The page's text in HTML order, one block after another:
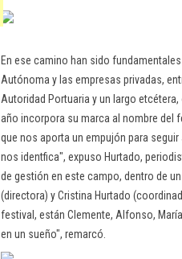
En ese camino han sido
Autónoma y las empresas privadas,
Autoridad Portuaria y un largo
año incorpora su marca al nombre del
que nos aporta un empujón para
nos identfica", expuso Hurtado,
de gestión en este campo, dentro de
(directora) y Cristina Hurtado
festival, están Clemente, Alfonso,
en un sueño", remarcó.